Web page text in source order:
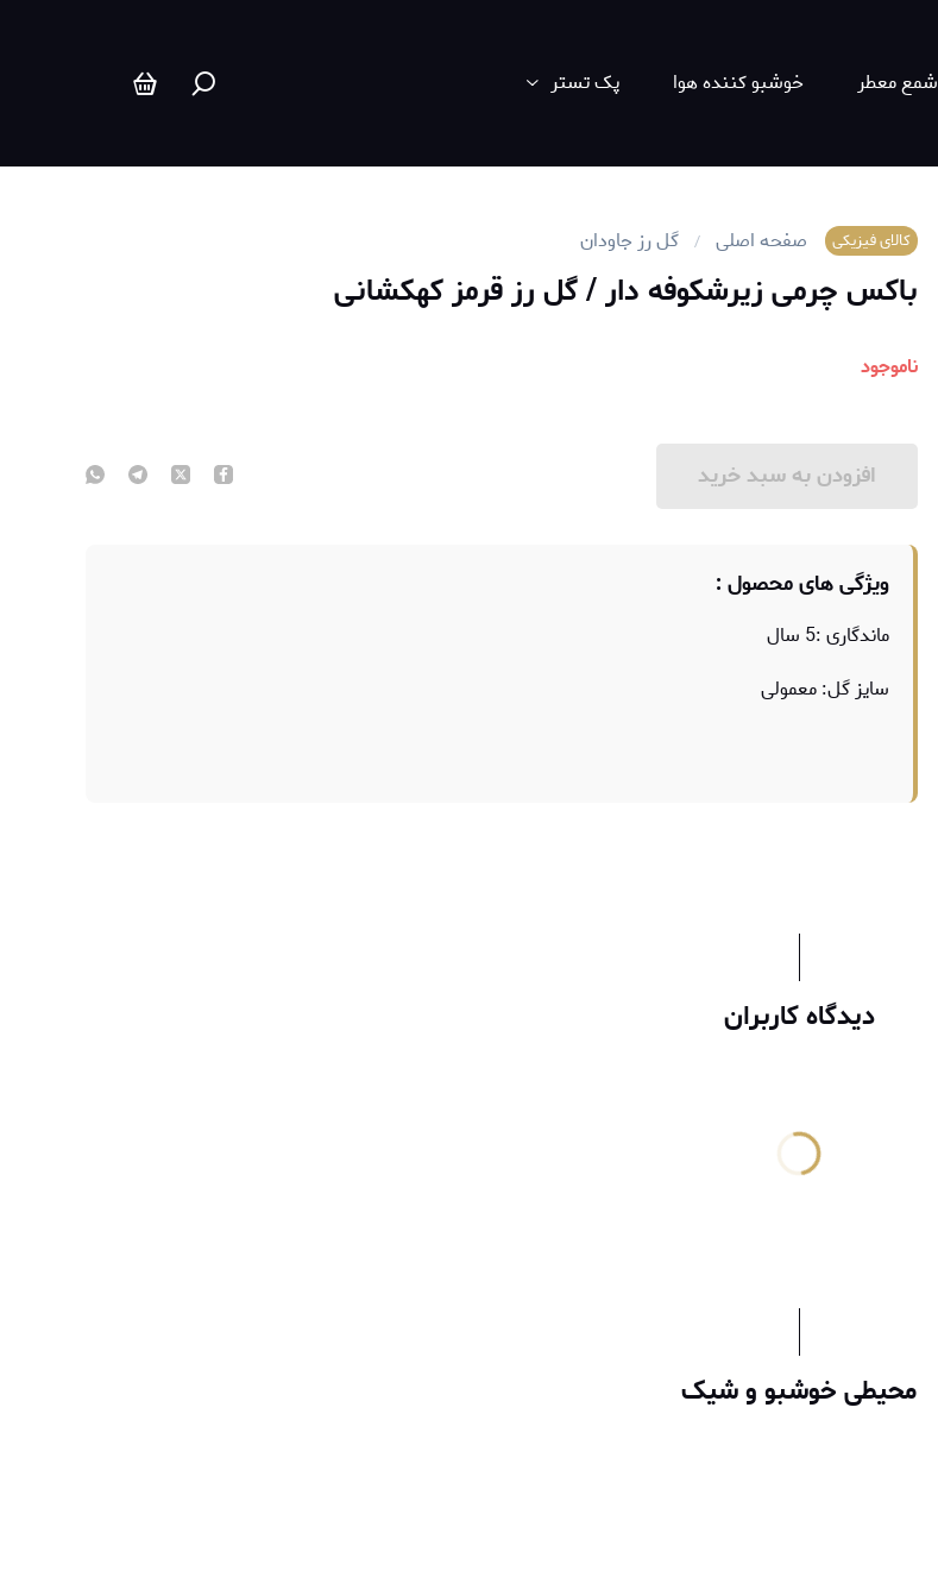
شمع معطر خوشبو کننده هوا پک تستر
کالای فیزیکی صفحه اصلی گل رز جاودان
باکس چرمی زیرشکوفه دار / گل رز قرمز کهکشانی
ناموجود
افزودن به سبد خرید
ویژگی های محصول :
ماندگاری :5 سال
سایز گل: معمولی
دیدگاه کاربران
محیطی خوشبو و شیک